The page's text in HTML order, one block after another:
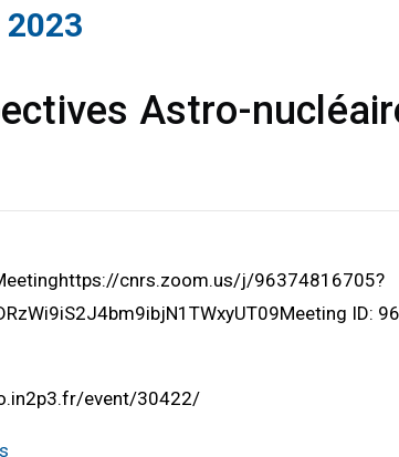
Astro-
cnrs.zoom.us/j/96374816705?
ID:
event/30422/